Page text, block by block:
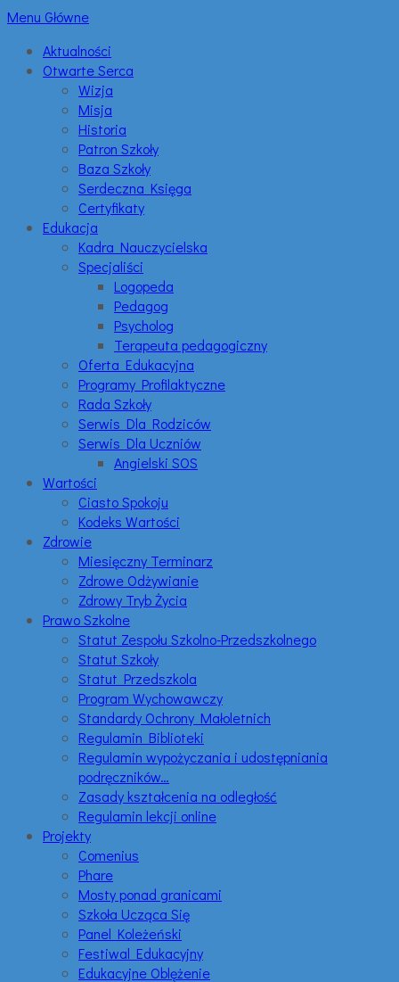
Menu Główne
Aktualności
Otwarte Serca
Wizja
Misja
Historia
Patron Szkoły
Baza Szkoły
Serdeczna Księga
Certyfikaty
Edukacja
Kadra Nauczycielska
Specjaliści
Logopeda
Pedagog
Psycholog
Terapeuta pedagogiczny
Oferta Edukacyjna
Programy Profilaktyczne
Rada Szkoły
Serwis Dla Rodziców
Serwis Dla Uczniów
Angielski SOS
Wartości
Ciasto Spokoju
Kodeks Wartości
Zdrowie
Miesięczny Terminarz
Zdrowe Odżywianie
Zdrowy Tryb Życia
Prawo Szkolne
Statut Zespołu Szkolno-Przedszkolnego
Statut Szkoły
Statut Przedszkola
Program Wychowawczy
Standardy Ochrony Małoletnich
Regulamin Biblioteki
Regulamin wypożyczania i udostępniania
podręczników…
Zasady kształcenia na odległość
Regulamin lekcji online
Projekty
Comenius
Phare
Mosty ponad granicami
Szkoła Ucząca Się
Panel Koleżeński
Festiwal Edukacyjny
Edukacyjne Oblężenie